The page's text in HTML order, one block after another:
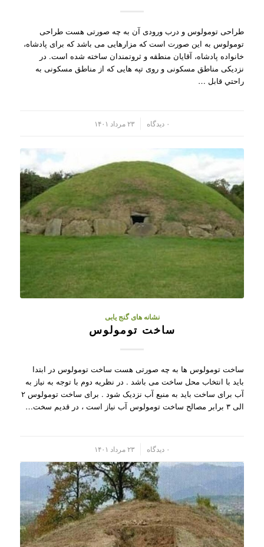
طراحی تومولوس و درب ورودی آن به چه صورتی هست طراحی
تومولوس به این صورت است که مزارهایی می باشد که برای پادشاه،
خانواده پادشاه، آقایان منطقه و ثروتمندان ساخته شده است. در
نزدیکی مناطق مسکونی و روی تپه هایی كه از مناطق مسکونی به
راحتي قابل …
۰ دیدگاه ۲۳ مرداد ۱۴۰۱
نشانه های گنج یابی
ساخت تومولوس
ساخت تومولوس ها به چه صورتی هست ساخت تومولوس در ابتدا
باید با انتخاب محل ساخت می باشد . در نظریه دوم با توجه به نیاز به
آب برای ساخت باید به منبع آب نزدیک شود . برای ساخت تومولوس ۲
الی ۳ برابر مصالح ساخت تومولوس آب نیاز است ، در قدیم سخت…
۰ دیدگاه ۲۳ مرداد ۱۴۰۱